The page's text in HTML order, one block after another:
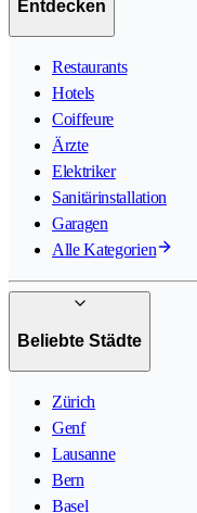
Entdecken
Restaurants
Hotels
Coiffeure
Ärzte
Elektriker
Sanitärinstallation
Garagen
Alle Kategorien
Beliebte Städte
Zürich
Genf
Lausanne
Bern
Basel